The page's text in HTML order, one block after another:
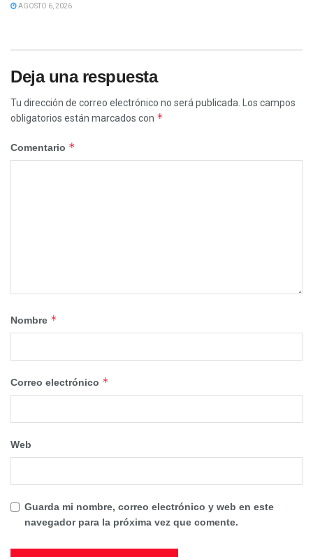
AGOSTO 6, 2026
Deja una respuesta
Tu dirección de correo electrónico no será publicada.
Los campos
obligatorios están marcados con *
Comentario *
Nombre *
Correo electrónico *
Web
Guarda mi nombre, correo electrónico y web en este
navegador para la próxima vez que comente.